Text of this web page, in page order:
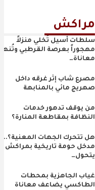
مراكش
سلطات أسيل تُخلي منزلاً
مهجوراً بعرصة القرطبي
معاناة…
مصرع شاب إثر غرقه داخل
صهريج مائي بالمنابهة
من يوقف تدهور خدمات
النظافة بمقاطعة المنارة؟
هل تتحرك الجهات المعنية؟..
مدخل حومة تاريخية بمراكش
يتحول…
غياب الجاهزية بمحطات
الطاكسي يضاعف معاناة